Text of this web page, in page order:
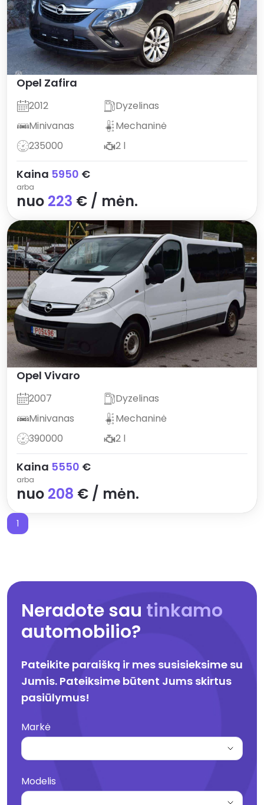
Opel Zafira
2012
Dyzelinas
Minivanas
Mechaninė
235000
2 l
Kaina 5950 €
arba
nuo 223 € / mėn.
Opel Vivaro
2007
Dyzelinas
Minivanas
Mechaninė
390000
2 l
Kaina 5550 €
arba
nuo 208 € / mėn.
11
Neradote sau tinkamo
automobilio?
Pateikite paraišką ir mes susisieksime su
Jumis. Pateiksime būtent Jums skirtus
pasiūlymus!
Markė
Modelis